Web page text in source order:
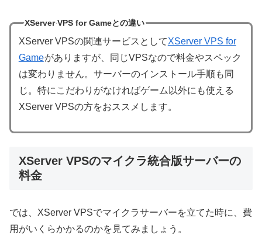
XServer VPS for Gameとの違い
XServer VPSの関連サービスとしてXServer VPS for
Gameがありますが、同じVPSなので料金やスペック
は変わりません。サーバーのインストール手順も同
じ。特にこだわりがなければゲーム以外にも使える
XServer VPSの方をおススメします。
XServer VPSのマイクラ統合版サーバーの
料金
では、XServer VPSでマイクラサーバーを立てた時に、費
用がいくらかかるのかを見てみましょう。